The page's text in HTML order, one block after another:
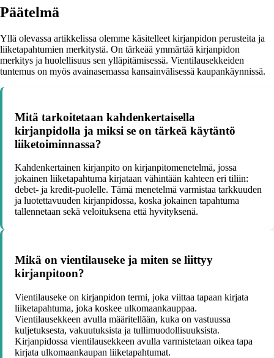
Päätelmä
Yllä olevassa artikkelissa olemme käsitelleet kirjanpidon perusteita ja
liiketapahtumien merkitystä. On tärkeää ymmärtää kirjanpidon
merkitys ja huolellisuus sen ylläpitämisessä. Vientilausekkeiden
tuntemus on myös avainasemassa kansainvälisessä kaupankäynnissä.
Mitä tarkoitetaan kahdenkertaisella
kirjanpidolla ja miksi se on tärkeä käytäntö
liiketoiminnassa?
Kahdenkertainen kirjanpito on kirjanpitomenetelmä, jossa
jokainen liiketapahtuma kirjataan vähintään kahteen eri tiliin:
debet- ja kredit-puolelle. Tämä menetelmä varmistaa tarkkuuden
ja luotettavuuden kirjanpidossa, koska jokainen tapahtuma
tallennetaan sekä veloituksena että hyvityksenä.
Mikä on vientilauseke ja miten se liittyy
kirjanpitoon?
Vientilauseke on kirjanpidon termi, joka viittaa tapaan kirjata
liiketapahtuma, joka koskee ulkomaankauppaa.
Vientilausekkeen avulla määritellään, kuka on vastuussa
kuljetuksesta, vakuutuksista ja tullimuodollisuuksista.
Kirjanpidossa vientilausekkeen avulla varmistetaan oikea tapa
kirjata ulkomaankaupan liiketapahtumat.